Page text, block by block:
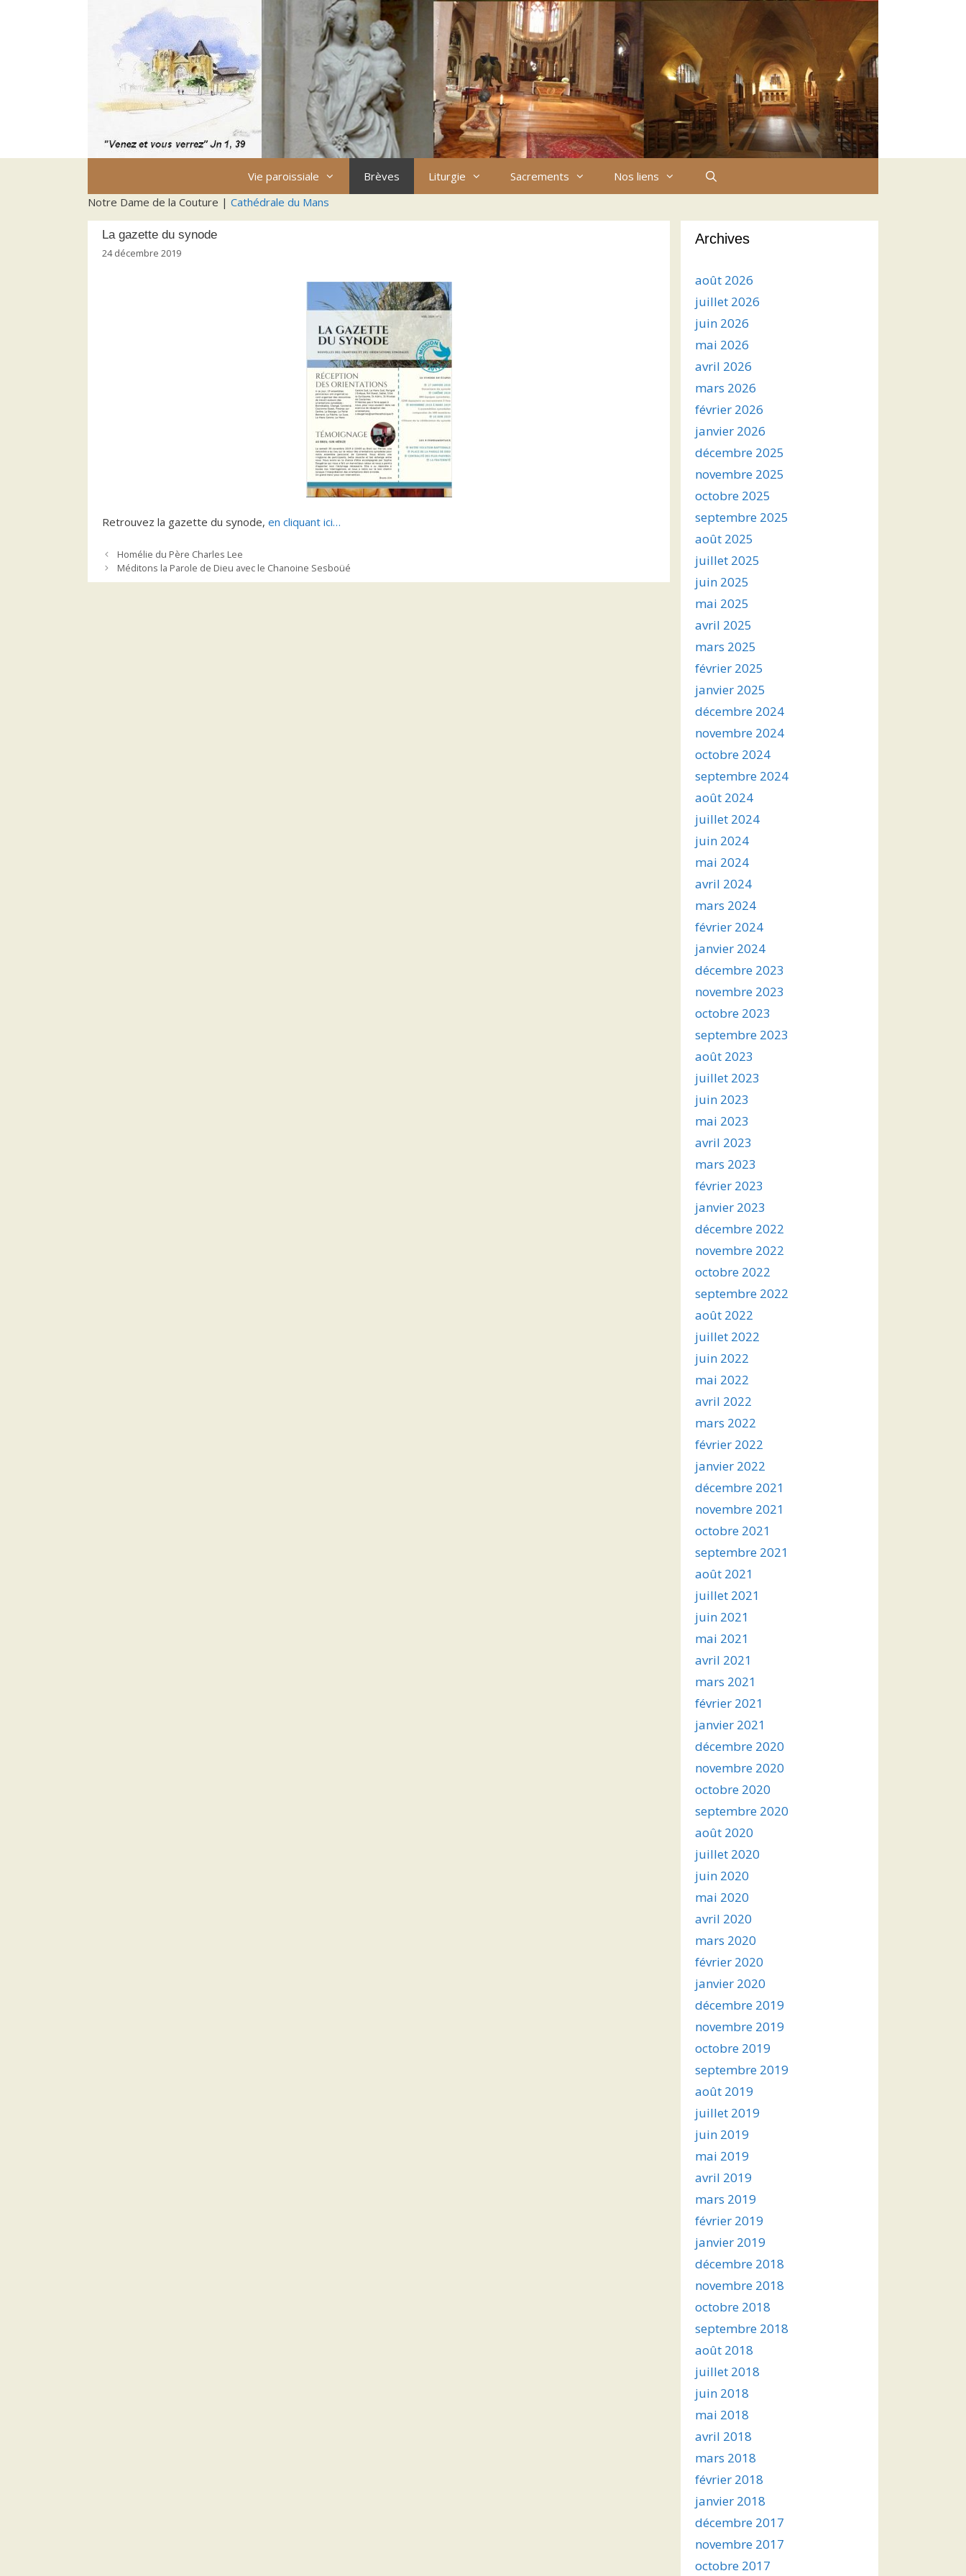
Vie paroissiale Brèves Liturgie Sacrements
Nos liens
Notre Dame de la Couture | Cathédrale du Mans
La gazette du synode
24 décembre 2019
Retrouvez la gazette du synode, en cliquant ici…
Homélie du Père Charles Lee
Méditons la Parole de Dieu avec le Chanoine Sesboüé
Archives
août 2026
juillet 2026
juin 2026
mai 2026
avril 2026
mars 2026
février 2026
janvier 2026
décembre 2025
novembre 2025
octobre 2025
septembre 2025
août 2025
juillet 2025
juin 2025
mai 2025
avril 2025
mars 2025
février 2025
janvier 2025
décembre 2024
novembre 2024
octobre 2024
septembre 2024
août 2024
juillet 2024
juin 2024
mai 2024
avril 2024
mars 2024
février 2024
janvier 2024
décembre 2023
novembre 2023
octobre 2023
septembre 2023
août 2023
juillet 2023
juin 2023
mai 2023
avril 2023
mars 2023
février 2023
janvier 2023
décembre 2022
novembre 2022
octobre 2022
septembre 2022
août 2022
juillet 2022
juin 2022
mai 2022
avril 2022
mars 2022
février 2022
janvier 2022
décembre 2021
novembre 2021
octobre 2021
septembre 2021
août 2021
juillet 2021
juin 2021
mai 2021
avril 2021
mars 2021
février 2021
janvier 2021
décembre 2020
novembre 2020
octobre 2020
septembre 2020
août 2020
juillet 2020
juin 2020
mai 2020
avril 2020
mars 2020
février 2020
janvier 2020
décembre 2019
novembre 2019
octobre 2019
septembre 2019
août 2019
juillet 2019
juin 2019
mai 2019
avril 2019
mars 2019
février 2019
janvier 2019
décembre 2018
novembre 2018
octobre 2018
septembre 2018
août 2018
juillet 2018
juin 2018
mai 2018
avril 2018
mars 2018
février 2018
janvier 2018
décembre 2017
novembre 2017
octobre 2017